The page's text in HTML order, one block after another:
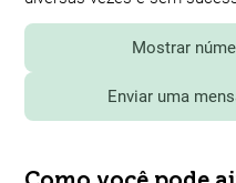
Mostrar
Enviar uma